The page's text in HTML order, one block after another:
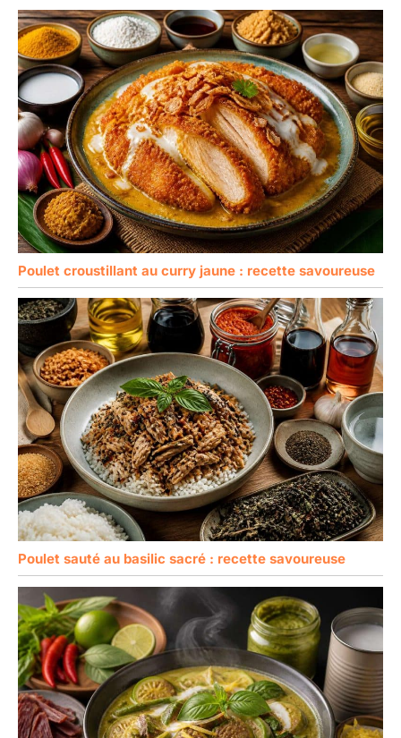
Poulet croustillant au curry jaune : recette savoureuse
Poulet sauté au basilic sacré : recette savoureuse